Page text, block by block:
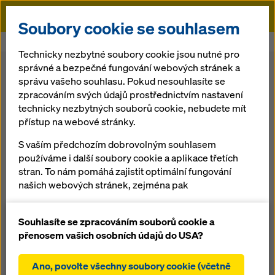
Doka
Zpět na přehled
Nosníkové bednění
FF20
Nosníkové bednění se systémovým rastrem,
Přehled
Manuály, dokumenty a videa
Soubory cookie se souhlasem
Technicky nezbytné soubory cookie jsou nutné pro
správné a bezpečné fungování webových stránek a
správu vašeho souhlasu. Pokud nesouhlasíte se
zpracováním svých údajů prostřednictvím nastavení
technicky nezbytných souborů cookie, nebudete mít
přístup na webové stránky.
S vaším předchozím dobrovolným souhlasem
používáme i další soubory cookie a aplikace třetích
stran. To nám pomáhá zajistit optimální fungování
našich webových stránek, zejména pak
stránek (funkční a statistické soubory cookie),
usnadnění hladkého procesu nákupu při
statistické soubory cookie),
Souhlasíte se zpracováním souborů cookie a
přenosem vašich osobních údajů do USA?
Ano, povolte všechny soubory cookie (včetně